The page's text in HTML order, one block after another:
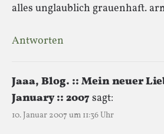
alles unglaublich grauenhaft.
Antworten
Jaaa, Blog. :: Mein neuer
January :: 2007 sagt:
10. Januar 2007 um 11:36 Uhr